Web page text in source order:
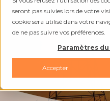
seront pas suivies lors de votre
cookie sera utilisé dans votre
de ne pas suivre vos préférences.
Paramètres
Accepter